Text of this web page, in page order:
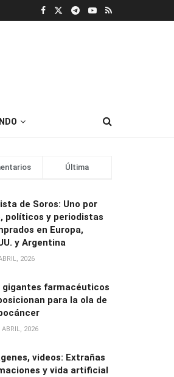
Última
de Soros: Uno por
políticos y periodistas
en Europa,
y Argentina
2026
gigantes farmacéuticos
para la ola de
ABRIL, 2026
videos: Extrañas
y vida artificial